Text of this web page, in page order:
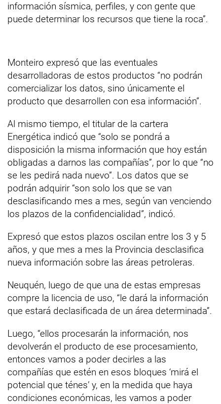
información sísmica, perfiles, y con gente que
puede determinar los recursos que tiene la roca”.
Monteiro expresó que las eventuales
desarrolladoras de estos productos “no podrán
comercializar los datos, sino únicamente el
producto que desarrollen con esa información”.
Al mismo tiempo, el titular de la cartera
Energética indicó que “solo se pondrá a
disposición la misma información que hoy están
obligadas a darnos las compañías”, por lo que “no
se les pedirá nada nuevo”. Los datos que se
podrán adquirir “son solo los que se van
desclasificando mes a mes, según van venciendo
los plazos de la confidencialidad”, indicó.
Expresó que estos plazos oscilan entre los 3 y 5
años, y que mes a mes la Provincia desclasifica
nueva información sobre las áreas petroleras.
Neuquén, luego de que una de estas empresas
compre la licencia de uso, “le dará la información
que estará declasificada de un área determinada”.
Luego, “ellos procesarán la información, nos
devolverán el producto de ese procesamiento,
entonces vamos a poder decirles a las
compañías que estén en esos bloques ‘mirá el
potencial que ténes’ y, en la medida que haya
condiciones económicas, les vamos a poder